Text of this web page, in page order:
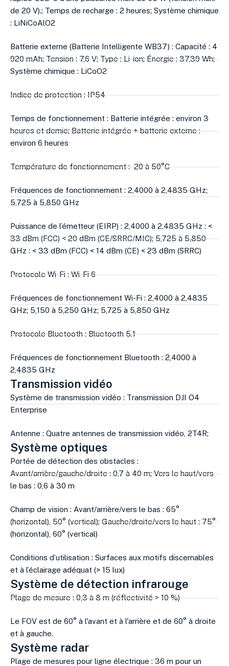
de 20 V).; Temps de recharge : 2 heures; Système chimique
: LiNiCoAlO2
Batterie externe (Batterie Intelligente WB37) : Capacité : 4
920 mAh; Tension : 7,6 V; Type : Li-ion; Énergie : 37,39 Wh;
Système chimique : LiCoO2
Indice de protection : IP54
Temps de fonctionnement : Batterie intégrée : environ 3
heures et demie; Batterie intégrée + batterie externe :
environ 6 heures
Température de fonctionnement : -20 à 50°C
Fréquences de fonctionnement : 2,4000 à 2,4835 GHz;
5,725 à 5,850 GHz
Puissance de l’émetteur (EIRP) : 2,4000 à 2,4835 GHz : <
33 dBm (FCC) < 20 dBm (CE/SRRC/MIC); 5,725 à 5,850
GHz : < 33 dBm (FCC) < 14 dBm (CE) < 23 dBm (SRRC)
Protocole Wi-Fi : Wi-Fi 6
Fréquences de fonctionnement Wi-Fi : 2,4000 à 2,4835
GHz; 5,150 à 5,250 GHz; 5,725 à 5,850 GHz
Protocole Bluetooth : Bluetooth 5.1
Fréquences de fonctionnement Bluetooth : 2,4000 à
2,4835 GHz
Transmission vidéo
Système de transmission vidéo : Transmission DJI O4
Enterprise
Antenne : Quatre antennes de transmission vidéo, 2T4R;
Système optiques
Portée de détection des obstacles :
Avant/arrière/gauche/droite : 0,7 à 40 m; Vers le haut/vers
le bas : 0,6 à 30 m
Champ de vision : Avant/arrière/vers le bas : 65°
(horizontal), 50° (vertical); Gauche/droite/vers le haut : 75°
(horizontal), 60° (vertical)
Conditions d’utilisation : Surfaces aux motifs discernables
et à l’éclairage adéquat (> 15 lux)
Système de détection infrarouge
Plage de mesure : 0,3 à 8 m (réflectivité > 10 %)
Le FOV est de 60° à l'avant et à l'arrière et de 60° à droite
et à gauche.
Système radar
Plage de mesures pour ligne électrique : 36 m pour un